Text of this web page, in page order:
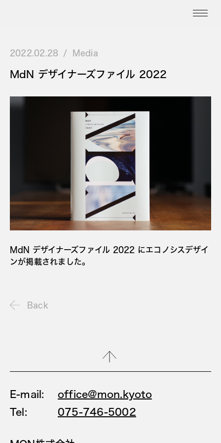
2022.02.28 Media
MdN デザイナーズファイル 2022
MdN デザイナーズファイル 2022 にエコノシスデザイ
ンが掲載されました。
Back
E-mail:
office@mon.kyoto
Tel:
075-746-5002